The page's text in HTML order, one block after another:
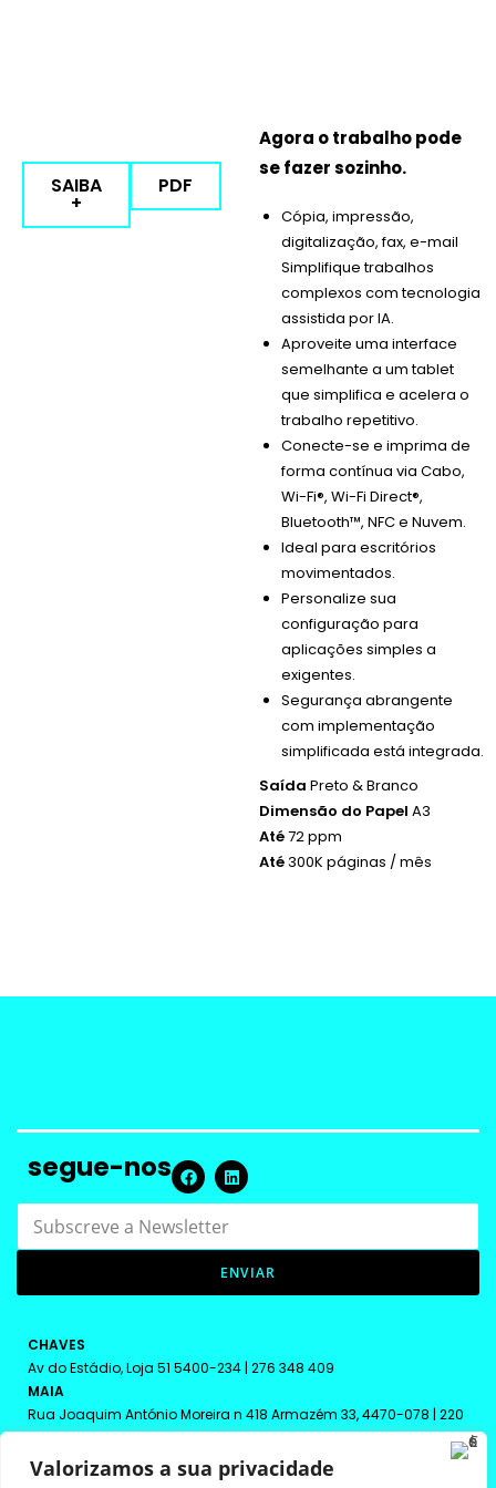
Valorizamos a sua privacidade
SAIBA
+
PDF
Agora o trabalho pode
se fazer sozinho.
Cópia, impressão,
digitalização, fax, e-mail
Simplifique trabalhos
complexos com tecnologia
assistida por IA.
Aproveite uma interface
semelhante a um tablet
que simplifica e acelera o
trabalho repetitivo.
Conecte-se e imprima de
forma contínua via Cabo,
Wi-Fi®, Wi-Fi Direct®,
Bluetooth™, NFC e Nuvem.
Ideal para escritórios
movimentados.
Personalize sua
configuração para
aplicações simples a
exigentes.
Segurança abrangente
com implementação
simplificada está integrada.
Saída Preto & Branco
Dimensão do Papel A3
Até72 ppm
Até300K páginas / mês
segue-nos
a
u
s
N
w
S
b
c
N
w
ENVIAR
CHAVES
Av do Estádio, Loja 51 5400-234 | 276 348 409
MAIA
Rua Joaquim António Moreira n 418 Armazém 33, 4470-078 | 220
108 208
VILA REAL
Rua Macau Lote 11, Loja 1 5000-699 | 259 342 613